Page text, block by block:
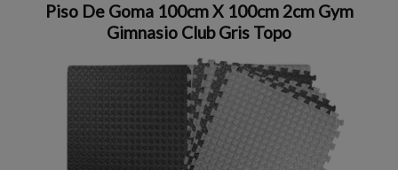
Piso De Goma 100cm X 100cm 2cm Gym
Gimnasio Club Gris Topo